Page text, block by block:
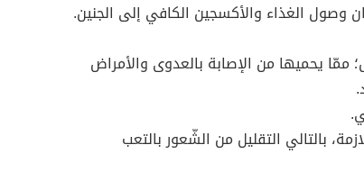
وصول الغذاء والأكسجين الكافي إلى الجنين.
ممّا يحميها من الإصابة بالعدوى والأمراض
بالتالي التقليل من الشّعور بالتعب